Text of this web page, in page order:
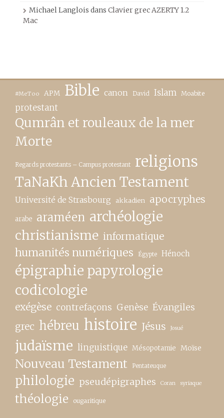
Michael Langlois dans Clavier grec AZERTY 1.2
Mac
#MeToo APM Bible canon David Islam Moabite
protestant
Qumrân et rouleaux de la mer
Morte
Regards protestants – Campus protestant religions
TaNaKh Ancien Testament
Université de Strasbourg akkadien apocryphes
arabe araméen archéologie
christianisme informatique
humanités numériques Égypte Hénoch
épigraphie papyrologie
codicologie
exégèse contrefaçons Genèse Évangiles
grec hébreu histoire Jésus Josué
judaïsme linguistique Mésopotamie Moïse
Nouveau Testament Pentateuque
philologie pseudépigraphes Coran syriaque
théologie ougaritique